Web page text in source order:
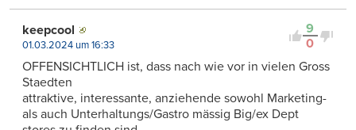
9
0
keepcool
01.03.2024 um 16:33
OFFENSICHTLICH ist, dass nach wie vor in vielen Gross
Staedten
attraktive, interessante, anziehende sowohl Marketing-
als auch Unterhaltungs/Gastro mässig Big/ex Dept